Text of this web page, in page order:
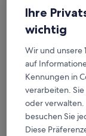
2. Garzon
Garzon Pláza
3.0-
Sterne-
Unterkunft
12,8 km von
von
Hervorragend,
8,6/10
Ihre
wichtig
Wir und unsere
auf
Kennungen in
verarbeiten.
oder verwalten.
besuchen Sie
Diese